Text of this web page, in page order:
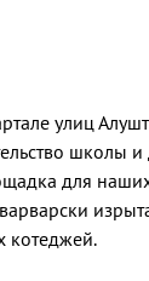
улиц
школы и
для
котеджей.